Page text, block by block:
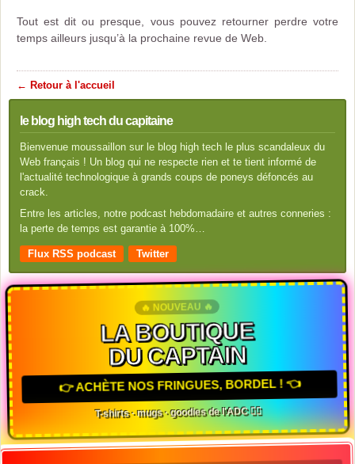
Tout est dit ou presque, vous pouvez retourner perdre votre
temps ailleurs jusqu’à la prochaine revue de Web.
← Retour à l'accueil
le blog high tech du capitaine
Bienvenue moussaillon sur le blog high tech le plus scandaleux du
Web français ! Un blog qui ne respecte rien et te tient informé de
l'actualité technologique à grands coups de poneys défoncés au
crack.
Entre les articles, notre podcast hebdomadaire et autres conneries :
la perte de temps est garantie à 100%…
Flux RSS podcast Twitter
🔥 NOUVEAU 🔥
LA BOUTIQUE
DU CAPTAIN
👉 ACHÈTE NOS FRINGUES, BORDEL ! 👈
T-shirts · mugs · goodies de l'ADC 🏴‍☠️